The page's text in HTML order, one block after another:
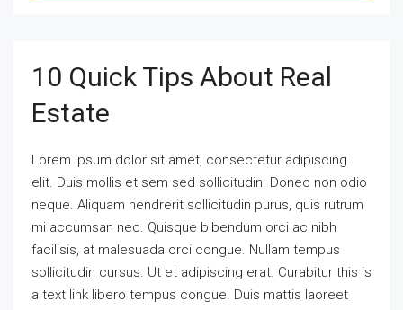
10 Quick Tips About Real
Estate
Lorem ipsum dolor sit amet, consectetur adipiscing
elit. Duis mollis et sem sed sollicitudin. Donec non odio
neque. Aliquam hendrerit sollicitudin purus, quis rutrum
mi accumsan nec. Quisque bibendum orci ac nibh
facilisis, at malesuada orci congue. Nullam tempus
sollicitudin cursus. Ut et adipiscing erat. Curabitur this is
a text link libero tempus congue. Duis mattis laoreet